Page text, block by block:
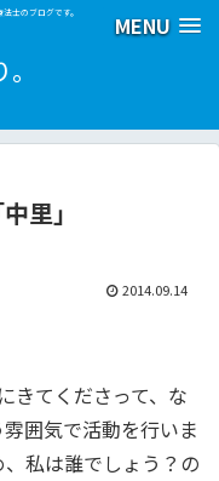
MENU
士のブログです。
里」
2014.09.14
きてくださって、な
囲気で活動を行いま
私は誰でしょう？の